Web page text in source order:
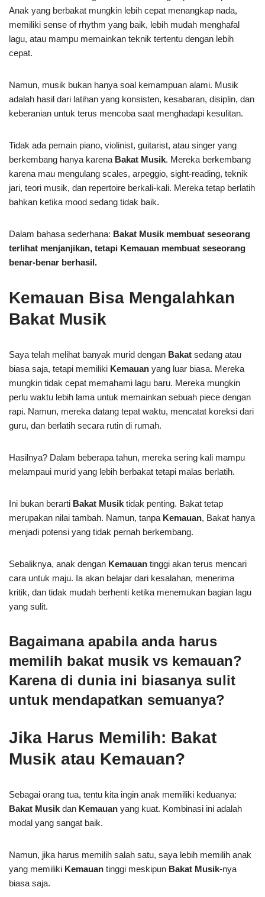
Anak yang berbakat mungkin lebih cepat menangkap nada,
memiliki sense of rhythm yang baik, lebih mudah menghafal
lagu, atau mampu memainkan teknik tertentu dengan lebih
cepat.
Namun, musik bukan hanya soal kemampuan alami. Musik
adalah hasil dari latihan yang konsisten, kesabaran, disiplin, dan
keberanian untuk terus mencoba saat menghadapi kesulitan.
Tidak ada pemain piano, violinist, guitarist, atau singer yang
berkembang hanya karena Bakat Musik. Mereka berkembang
karena mau mengulang scales, arpeggio, sight-reading, teknik
jari, teori musik, dan repertoire berkali-kali. Mereka tetap berlatih
bahkan ketika mood sedang tidak baik.
Dalam bahasa sederhana: Bakat Musik membuat seseorang
terlihat menjanjikan, tetapi Kemauan membuat seseorang
benar-benar berhasil.
Kemauan Bisa Mengalahkan
Bakat Musik
Saya telah melihat banyak murid dengan Bakat sedang atau
biasa saja, tetapi memiliki Kemauan yang luar biasa. Mereka
mungkin tidak cepat memahami lagu baru. Mereka mungkin
perlu waktu lebih lama untuk memainkan sebuah piece dengan
rapi. Namun, mereka datang tepat waktu, mencatat koreksi dari
guru, dan berlatih secara rutin di rumah.
Hasilnya? Dalam beberapa tahun, mereka sering kali mampu
melampaui murid yang lebih berbakat tetapi malas berlatih.
Ini bukan berarti Bakat Musik tidak penting. Bakat tetap
merupakan nilai tambah. Namun, tanpa Kemauan, Bakat hanya
menjadi potensi yang tidak pernah berkembang.
Sebaliknya, anak dengan Kemauan tinggi akan terus mencari
cara untuk maju. Ia akan belajar dari kesalahan, menerima
kritik, dan tidak mudah berhenti ketika menemukan bagian lagu
yang sulit.
Bagaimana apabila anda harus
memilih bakat musik vs kemauan?
Karena di dunia ini biasanya sulit
untuk mendapatkan semuanya?
Jika Harus Memilih: Bakat
Musik atau Kemauan?
Sebagai orang tua, tentu kita ingin anak memiliki keduanya:
Bakat Musik dan Kemauan yang kuat. Kombinasi ini adalah
modal yang sangat baik.
Namun, jika harus memilih salah satu, saya lebih memilih anak
yang memiliki Kemauan tinggi meskipun Bakat Musik-nya
biasa saja.